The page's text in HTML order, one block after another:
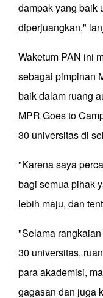
dampak yang baik
diperjuangkan,"
Waketum PAN ini
sebagai pimpinan
baik dalam ruang
MPR Goes to
30 universitas di
"Karena saya
bagi semua pihak
lebih maju, dan
"Selama
30 universitas,
para akademisi,
gagasan dan juga